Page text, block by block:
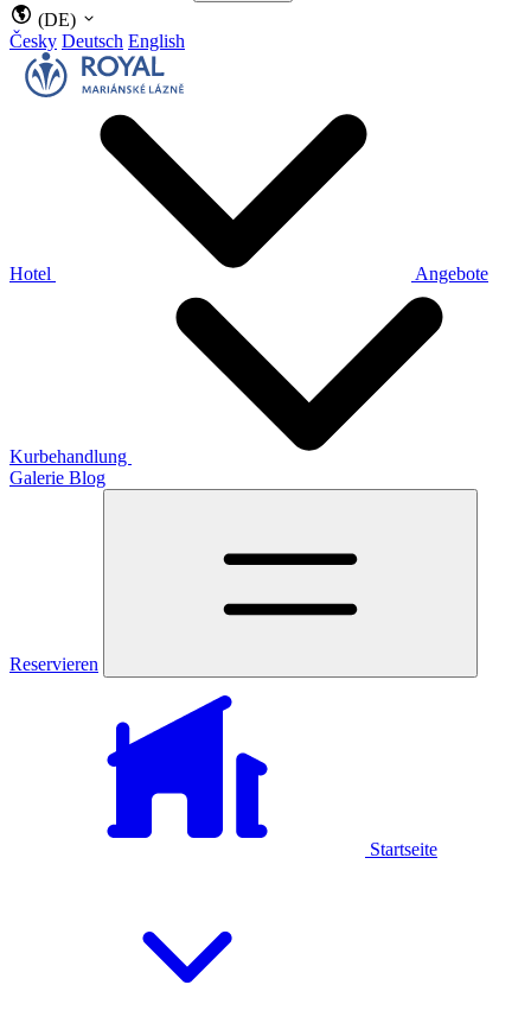
(DE)
Česky Deutsch English
Hotel Angebote
Kurbehandlung
Galerie Blog
Reservieren
Startseite